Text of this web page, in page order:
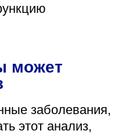
может
заболевания,
этот анализ,